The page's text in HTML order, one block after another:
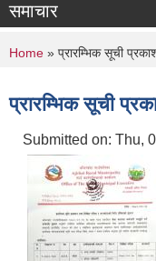
समाचार
You are here
Home » प्रारम्भिक सूची
प्रारम्भिक सूची
Submitted on: Thu,